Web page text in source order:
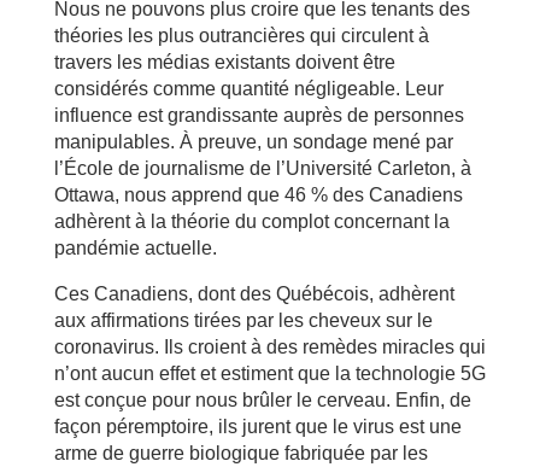
Nous ne pouvons plus croire que les tenants des
théories les plus outrancières qui circulent à
travers les médias existants doivent être
considérés comme quantité négligeable. Leur
influence est grandissante auprès de personnes
manipulables. À preuve, un sondage mené par
l’École de journalisme de l’Université Carleton, à
Ottawa, nous apprend que 46 % des Canadiens
adhèrent à la théorie du complot concernant la
pandémie actuelle.
Ces Canadiens, dont des Québécois, adhèrent
aux affirmations tirées par les cheveux sur le
coronavirus. Ils croient à des remèdes miracles qui
n’ont aucun effet et estiment que la technologie 5G
est conçue pour nous brûler le cerveau. Enfin, de
façon péremptoire, ils jurent que le virus est une
arme de guerre biologique fabriquée par les